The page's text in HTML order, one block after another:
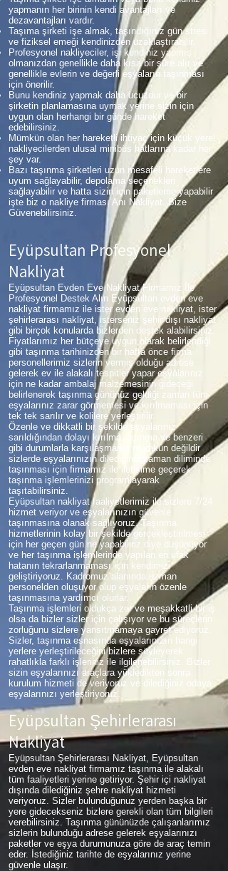
yapmanın her birinin kendi avantajları ve
dezavantajları vardır.
Taşıma şirketi işe almak, taşındığınız gün stresi
ve fiziksel emeği kendinizden uzaklaştırabilir.
Profesyonel nakliyeciler, işi kendiniz yapmış
olmanızdan genellikle daha kısa bir süre alır ve
genellikle evlerin ve değerli eşyaların taşınması
için önerilir.
Bunu kendiniz yapmak daha ucuzdur ve bir
şirketin planlamasına uymak yerine sizin için
uygun olan herhangi bir günde hareket
edebilirsiniz.
Mümkün olan her hareketli ihtiyaç için küçük yerel
nakliyecilerden ulusal minibüs hatlarına kadar her
şey var.
Bazı taşınma şirketleri uzun mesafeli hareketlere
uyum sağlayabilir, depolama seçenekleri
sağlayabilir ve hatta sizin için paketleme yapabilir
işte biz o nakliye firması Anı Nakliyat. Bize
Güvenebilirsiniz.
Eyüpsultan Profesyonel
Nakliyat
Eyüpsultan Evden Eve Nakliyat Firmamız İle
Profesyonel Destek Alın Eyüpsultan evden eve
nakliyat firmamız ile ister evden eve nakliyat, ister
şehirlerarası nakliyat, isterseniz şehir dışı nakliyat
gibi birçok konularda bizlerden destek alabilirsiniz.
Fiyatlarımız her bütçeye uygun olarak belirlendiği
gibi taşınma tarihinizden bir hafta önce firma
personellerimiz sizlerin vermiş olduğu adrese
gelerek ev ile alakalı tespitler yapar eşyalarınız
için ne kadar ambalaj malzemesinin gideceği
belirlenerek taşınma gününüz geldiği zaman tüm
eşyalarınız zarar görmemesi ve kırılmaması için
tek tek sarılır ve kolilere yerleştirilir.
Özenle ve dikkatli bir şekilde eşyalarınız
sarıldığından dolayı kırılma, aşınma ve benzeri
gibi durumlarla karşılaşmanız mümkün değildir
sizlerde eşyalarınızın dilediğiniz zaman diliminde
taşınması için firmamız ile iletişime geçerek
taşınma işlemlerinizi programlayarak
taşıtabilirsiniz.
Eyüpsultan nakliyat faaliyetlerimiz ile sizlere 7/24
hizmet veriyor ve eşyalarınızın güvenle
taşınmasına olanak sağlıyoruz. Taşınma
hizmetlerinin kolay bir şekilde gerçekleştirilmesi
için her geçen gün ne yapabiliriz diye düşünüyor
ve her taşınma işlemlerinde yapılan en ufak
hatanın tekrarlanmaması için kendimizi
geliştiriyoruz. Kadromuz alanında uzman
personelden oluşuyor olup eşyaların özenle
taşınmasına yardımcı olurlar.
Taşınma işlemleri oldukça zor ve meşakkatli bir iş
olsa da bizler sizler için çalışıyor ve bu süreçlerin
zorluğunu sizlere yansıtmamaya gayret ediyoruz.
Sizler, taşınma esnasında eşyalarınızın hangi
yerlere yerleştirileceğini bizlere söyleyerek
rahatlıkla farklı işleriniz ile ilgilenebilirsiniz. Bizler
sizin eşyalarınızı araçlara yükledikten sonra
kurulum hizmeti de veriyoruz ve dilediğiniz odaya
eşyalarınızı yerleştiriyoruz.
Eyüpsultan Şehirlerarası
Nakliyat
Eyüpsultan Şehirlerarası Nakliyat, Eyüpsultan
evden eve nakliyat firmamız taşınma ile alakalı
tüm faaliyetleri yerine getiriyor. Şehir içi nakliyat
dışında dilediğiniz şehre nakliyat hizmeti
veriyoruz. Sizler bulunduğunuz yerden başka bir
yere gidecekseniz bizlere gerekli olan tüm bilgileri
verebilirsiniz. Taşınma gününüzde çalışanlarımız
sizlerin bulunduğu adrese gelerek eşyalarınızı
paketler ve eşya durumunuza göre de araç temin
eder. İstediğiniz tarihte de eşyalarınız yerine
güvenle ulaşır.